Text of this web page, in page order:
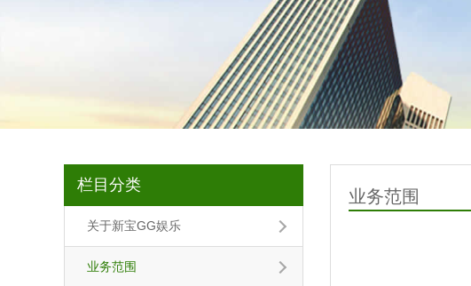
栏目分类
关于新宝GG娱乐
业务范围
业务范围